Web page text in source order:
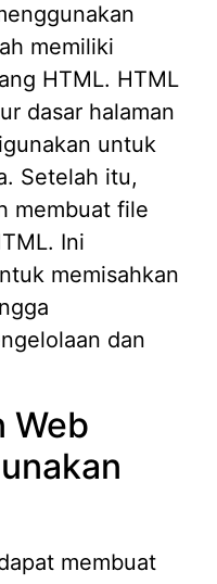
memiliki
HTML. HTML
dasar halaman
untuk
Setelah itu,
membuat file
Ini
memisahkan
dan
Web
membuat